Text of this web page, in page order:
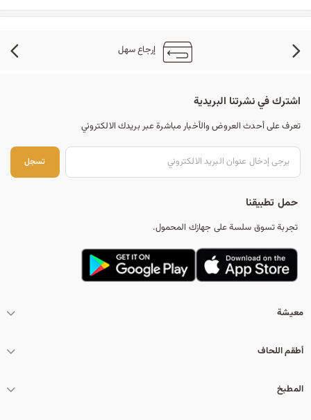
إرجاع سهل
اشترك في نشرتنا البريدية
تعرف على أحدث العروض والأخبار مباشرة عبر بريدك الالكتروني
تسجل
حمل تطبيقنا
تجربة تسوق سلسة على جهازك المحمول.
معيشة
أطقم اللحاف
المطبخ